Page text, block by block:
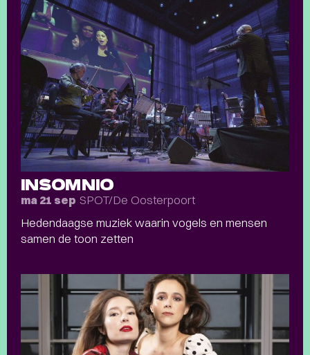
INSOMNIO
ma 21 sep SPOT/De Oosterpoort
Hedendaagse muziek waarin vogels en mensen
samen de toon zetten